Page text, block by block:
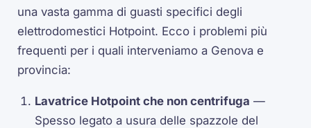
una vasta gamma di guasti specifici degli
elettrodomestici Hotpoint. Ecco i problemi più
frequenti per i quali interveniamo a Genova e
provincia:
Lavatrice Hotpoint che non centrifuga —
Spesso legato a usura delle spazzole del